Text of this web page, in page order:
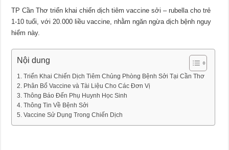
[INFOGRAPHICS] Sử dụng, chứa chấp thuốc lá điện tử có thể bị phạt đến 10
Dinh dưỡng đối với bệnh nhân phẫu thuật
Điều trị hiệu quả các bệnh xương khớp tại Trung tâm Y tế khu vực Thốt Nốt
Tin lời đồn chích lể để thải độc, bệnh nhân ở Vĩnh Long nhập viện cấp cứu gấp
TP Cần Thơ triển khai chiến dịch tiêm vaccine sởi – rubella cho trẻ
1-10 tuổi, với 20.000 liều vaccine, nhằm ngăn ngừa dịch bệnh nguy
hiểm này.
Nội dung
Triển Khai Chiến Dịch Tiêm Chủng Phòng Bệnh Sởi Tại Cần Thơ
Phân Bổ Vaccine và Tài Liệu Cho Các Đơn Vị
Thông Báo Đến Phụ Huynh Học Sinh
Thông Tin Về Bệnh Sởi
Vaccine Sử Dụng Trong Chiến Dịch